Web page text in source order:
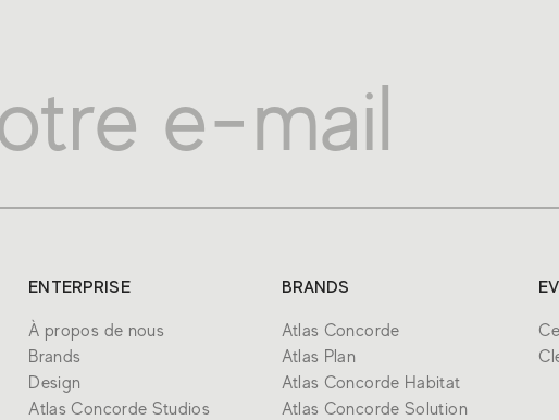
ENTERPRISE
À propos de nous
Brands
Design
Atlas Concorde Studios
BRANDS
Atlas Concorde
Atlas Plan
Atlas Concorde Habitat
Atlas Concorde Solution